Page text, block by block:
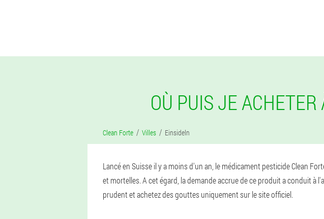
OÙ PUIS JE
Clean Forte Villes Einsideln
Lancé en Suisse il y a moins d'un an, le médicament pesticide Clean
et mortelles. A cet égard, la demande accrue de ce produit a conduit
prudent et achetez des gouttes uniquement sur le site officiel.